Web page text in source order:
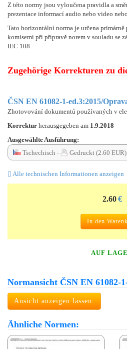
Z této normy jsou vyloučena pravidla a
prezentace informací audio nebo video
Tato horizontální norma je určena
komisemi při přípravě norem v souladu se
IEC 108
Zugehörige Korrekturen zu
ČSN EN 61082-1-ed.3:2015/
Zhotovování dokumentů používaných v
Korrektur herausgegeben am 1.9.2018
Ausgewählte Ausführung:
Tschechisch -
Gedruckt (2.60 EUR)
Alle technischen Informationen anzeigen
2.60 €
In den
AUF
Normansicht ČSN EN 61082-
Ansicht anzeigen lassen.
Ähnliche Normen: